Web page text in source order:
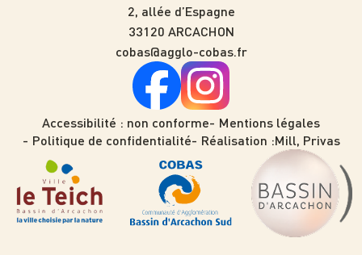
2, allée d’Espagne
33120 ARCACHON
cobas@agglo-cobas.fr
Accessibilité : non conforme
Mentions légales
Politique de confidentialité
Réalisation :Mill, Privas